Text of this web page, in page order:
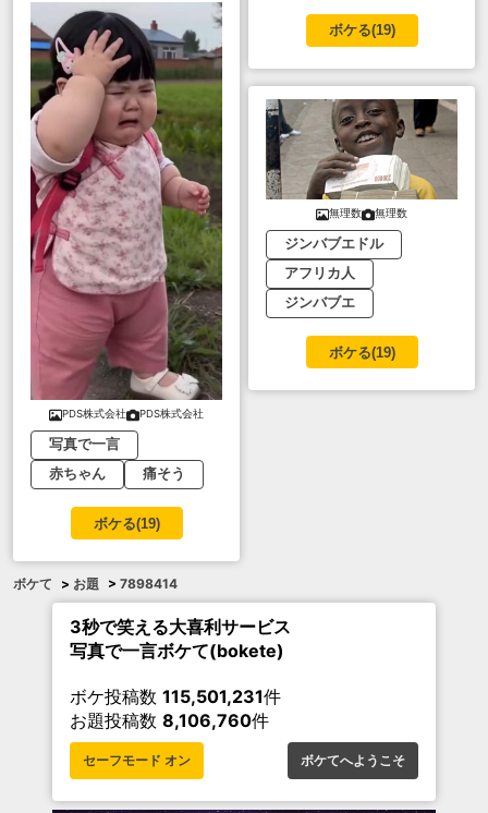
PDS株式会社 PDS株式会社
写真で一言
赤ちゃん
痛そう
ボケる(19)
ボケる(19)
無理数 無理数
ジンバブエドル
アフリカ人
ジンバブエ
ボケる(19)
ボケて > お題 > 7898414
3秒で笑える大喜利サービス
写真で一言ボケて(bokete)
ボケ投稿数 115,501,231件
お題投稿数 8,106,760件
セーフモード オン ボケてへようこそ